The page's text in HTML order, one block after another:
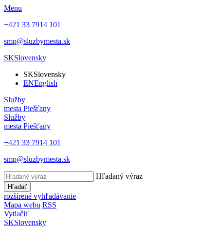
Menu
+421 33 7914 101
smp@sluzbymesta.sk
SKSlovensky
SKSlovensky
ENEnglish
Služby
mesta Piešťany
Služby
mesta Piešťany
+421 33 7914 101
smp@sluzbymesta.sk
Hľadaný výraz
Hľadať
rozšírené vyhľadávanie
Mapa webu RSS
Vytlačiť
SKSlovensky